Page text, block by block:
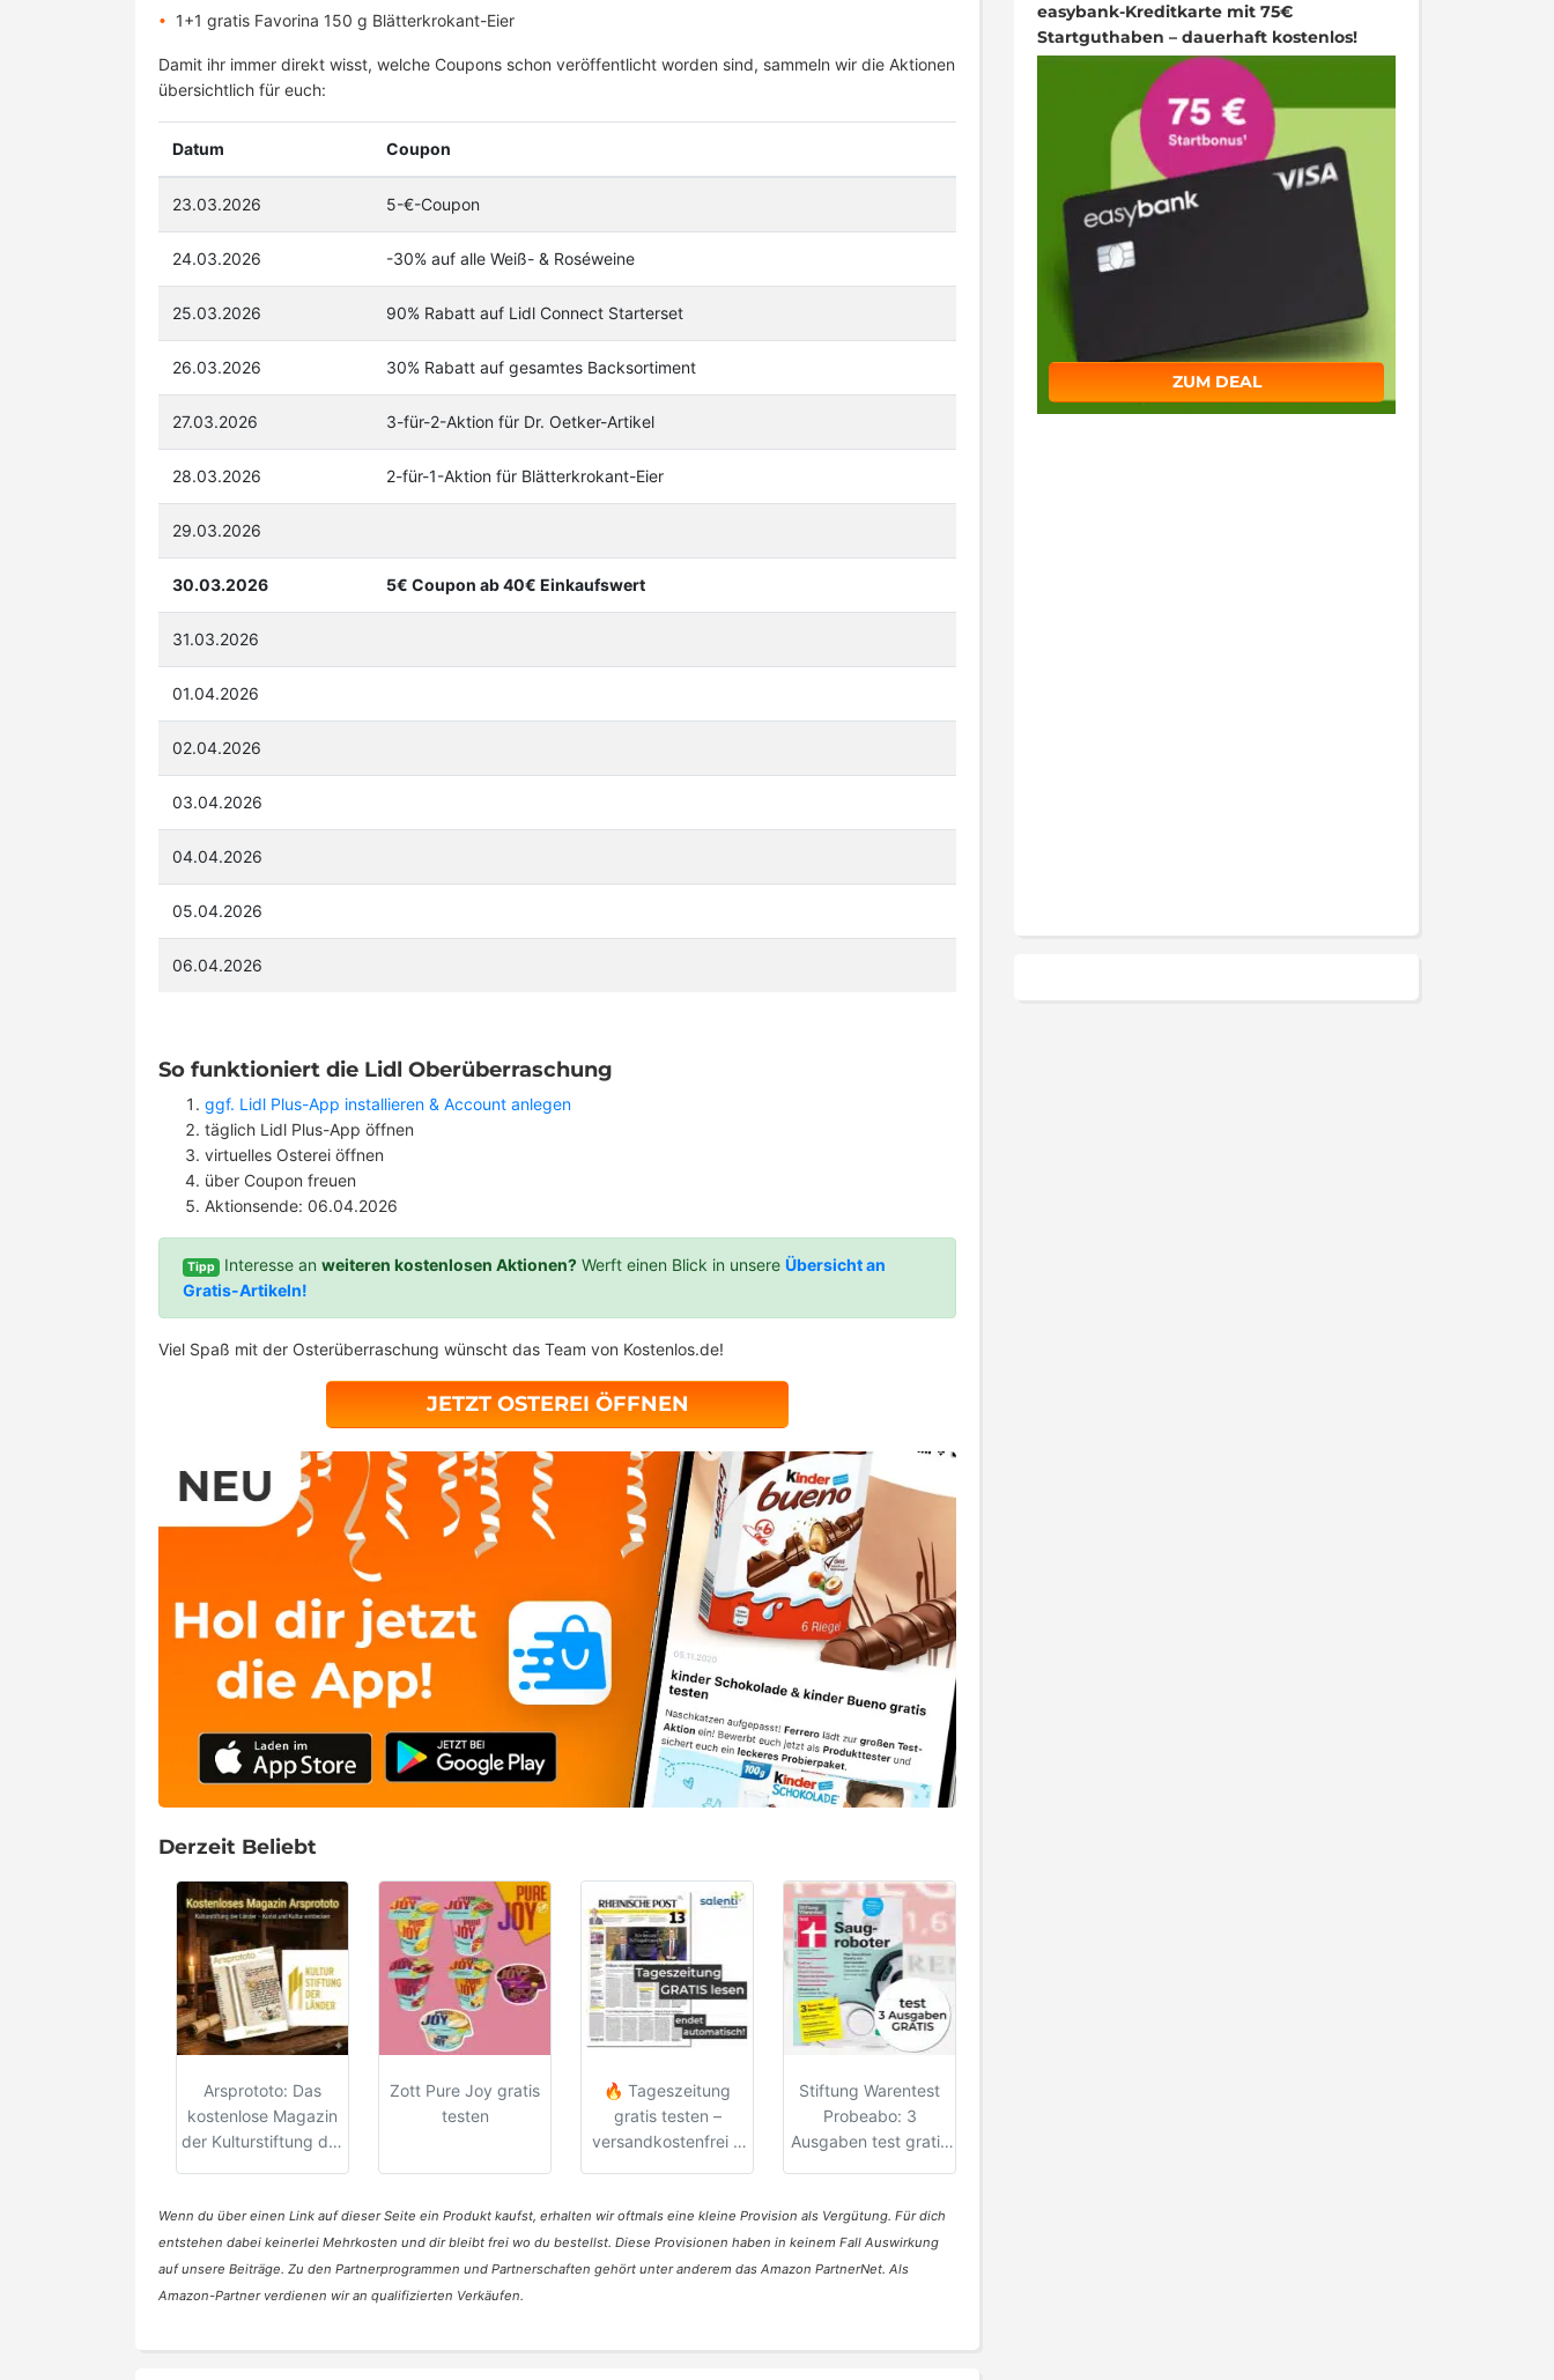
1+1 gratis Favorina 150 g Blätterkrokant-Eier
Damit ihr immer direkt wisst, welche Coupons schon veröffentlicht worden sind, sammeln wir die Aktionen
übersichtlich für euch:
Datum Coupon
23.03.2026 5-€-Coupon
24.03.2026 -30% auf alle Weiß- & Roséweine
25.03.2026 90% Rabatt auf Lidl Connect Starterset
26.03.2026 30% Rabatt auf gesamtes Backsortiment
27.03.2026 3-für-2-Aktion für Dr. Oetker-Artikel
28.03.2026 2-für-1-Aktion für Blätterkrokant-Eier
29.03.2026
30.03.2026 5€ Coupon ab 40€ Einkaufswert
31.03.2026
01.04.2026
02.04.2026
03.04.2026
04.04.2026
05.04.2026
06.04.2026
So funktioniert die Lidl Oberüberraschung
ggf. Lidl Plus-App installieren & Account anlegen
täglich Lidl Plus-App öffnen
virtuelles Osterei öffnen
über Coupon freuen
Aktionsende: 06.04.2026
Tipp Interesse anweiteren kostenlosen Aktionen? Werft einen Blick in unsereÜbersicht an
Gratis-Artikeln!
Viel Spaß mit der Osterüberraschung wünscht das Team von Kostenlos.de!
JETZT OSTEREI ÖFFNEN
Derzeit Beliebt
Arsprototo: Das
kostenlose Magazin
der Kulturstiftung der
Zott Pure Joy gratis
testen
🔥 Tageszeitung
gratis testen –
versandkostenfrei &
Stiftung Warentest
Probeabo: 3
Ausgaben test gratis
Wenn du über einen Link auf dieser Seite ein Produkt kaufst, erhalten wir oftmals eine kleine Provision als Vergütung. Für dich
entstehen dabei keinerlei Mehrkosten und dir bleibt frei wo du bestellst. Diese Provisionen haben in keinem Fall Auswirkung
auf unsere Beiträge. Zu den Partnerprogrammen und Partnerschaften gehört unter anderem das Amazon PartnerNet. Als
Amazon-Partner verdienen wir an qualifizierten Verkäufen.
easybank-Kreditkarte mit 75€
Startguthaben – dauerhaft kostenlos!
ZUM DEAL